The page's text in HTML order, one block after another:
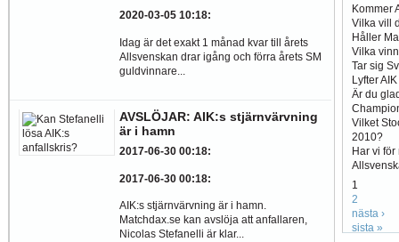
2020-03-05 10:18:
Idag är det exakt 1 månad kvar till årets
Allsvenskan drar igång och förra årets SM
guldvinnare...
AVSLÖJAR: AIK:s stjärnvärvning
är i hamn
2017-06-30 00:18:
2017-06-30 00:18:
AIK:s stjärnvärvning är i hamn.
Matchdax.se kan avslöja att anfallaren,
Nicolas Stefanelli är klar...
Kommer
Vilka vill
Håller
Vilka
Tar sig
Lyfter
Är du
Vilket
2010?
Har vi
1
2
nästa ›
sista »